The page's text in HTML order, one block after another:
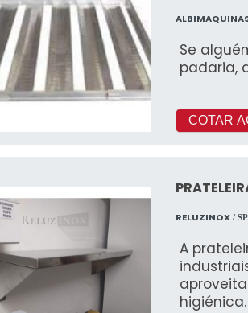
Se
padaria,
COTAR
RELUZINOX / SP
A
higiénica.